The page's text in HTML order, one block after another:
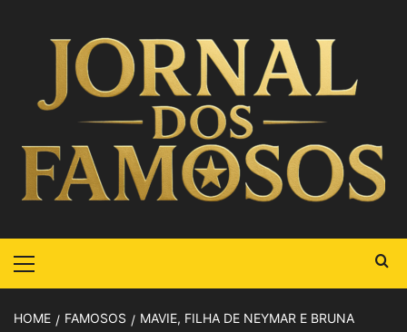
HOME FAMOSOS
MAVIE, FILHA DE NEYMAR E BRUNA